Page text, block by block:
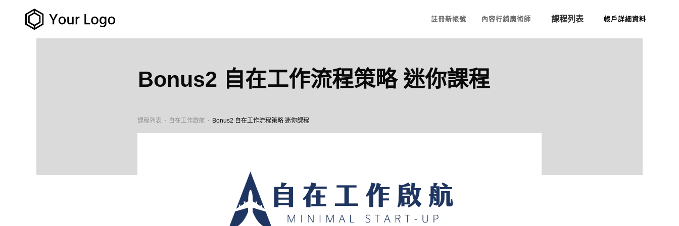
註冊新帳號 內容行銷魔術師 課程列表 帳戶詳細資料
Bonus2 自在工作流程策略 迷你課程
課程列表 自在工作啟航 Bonus2 自在工作流程策略 迷你課程